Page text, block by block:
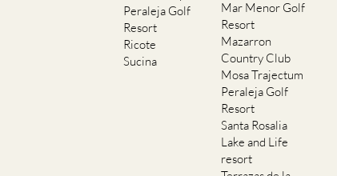
Peraleja Golf
Resort
Ricote
Sucina
Mar Menor Golf
Resort
Mazarron
Country Club
Mosa Trajectum
Peraleja Golf
Resort
Santa Rosalia
Lake and Life
resort